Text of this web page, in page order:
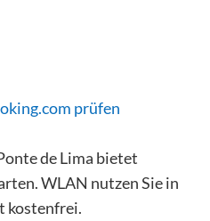
prüfen
de Lima bietet
WLAN nutzen Sie in
kostenfrei.